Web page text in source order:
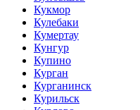
Кукмор
Кулебаки
Кумертау
Кунгур
Купино
Курган
Курганинск
Курильск